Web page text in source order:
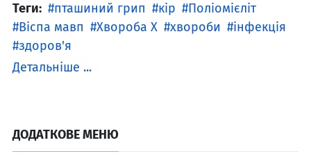
Теги: пташиний грип кір
Поліомієліт
Віспа мавп
Хвороба X хвороби
інфекція
здоров'я
Детальніше ...
ДОДАТКОВЕ МЕНЮ